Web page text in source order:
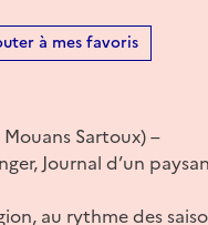
à mes favoris
Sartoux) –
Journal d’un
au rythme des